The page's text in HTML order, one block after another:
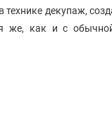
декупаж,
же, как и с